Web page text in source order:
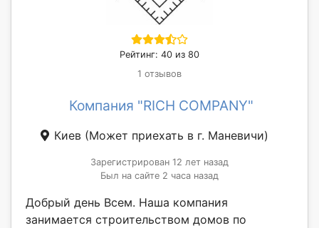
Рейтинг: 40 из 80
1 отзывов
Компания "RICH COMPANY"
Киев (Может приехать в г. Маневичи)
Зарегистрирован 12 лет назад
Был на сайте 2 часа назад
Добрый день Всем. Наша компания
занимается строительством домов по